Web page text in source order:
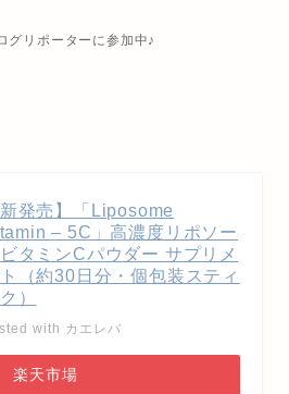
グリポーターに参加中♪
新発売】「Liposome
– 5C」高濃度リポソー
タミンCパウダー サプリメ
（約30日分・個包装スティ
）
with カエレバ
楽天市場